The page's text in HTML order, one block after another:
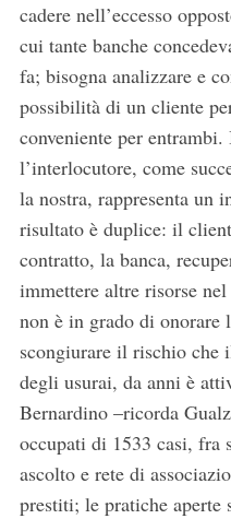
cadere nell’eccesso
cui tante banche
fa; bisogna analizzare e
possibilità di un cliente
conveniente per entrambi.
l’interlocutore, come
la nostra, rappresenta un
risultato è duplice: il
contratto, la banca,
immettere altre risorse
non è in grado di onorare
scongiurare il rischio che
degli usurai, da anni è
Bernardino –ricorda
occupati di 1533 casi, fra
ascolto e rete di
prestiti; le pratiche aperte